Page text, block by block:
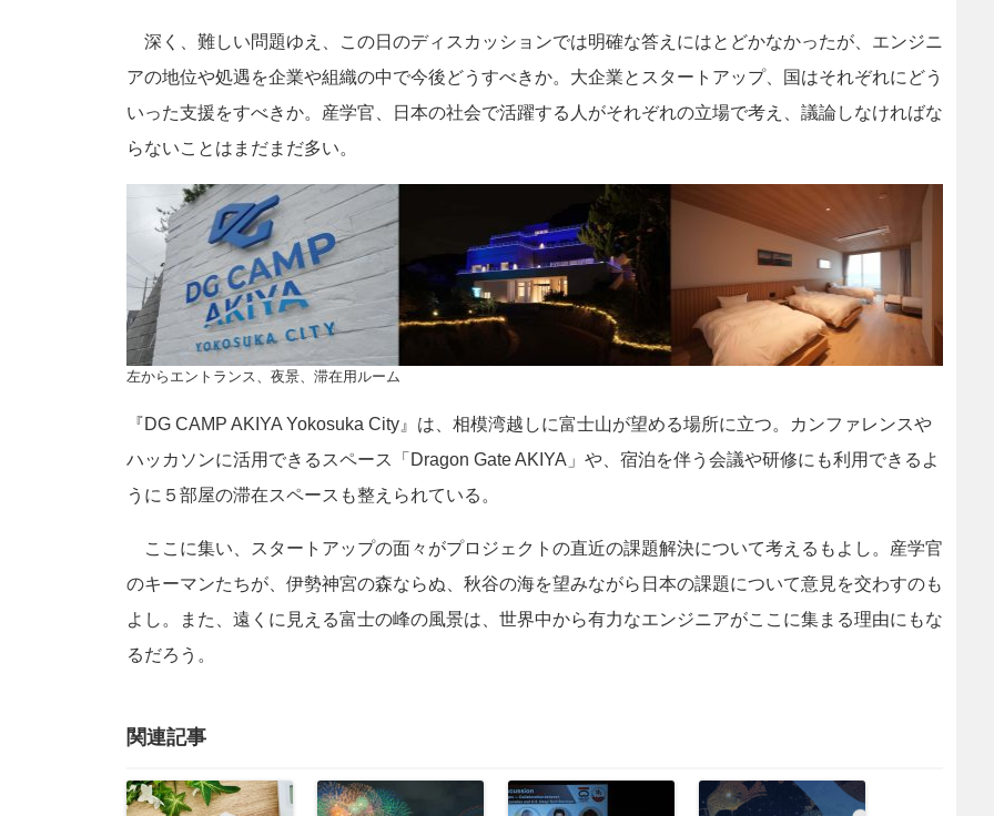
深く、難しい問題ゆえ、この日のディスカッションでは明確な答えにはとどかなかったが、エンジニ
アの地位や処遇を企業や組織の中で今後どうすべきか。大企業とスタートアップ、国はそれぞれにどう
いった支援をすべきか。産学官、日本の社会で活躍する人がそれぞれの立場で考え、議論しなければな
らないことはまだまだ多い。
左からエントランス、夜景、滞在用ルーム
『DG CAMP AKIYA Yokosuka City』は、相模湾越しに富士山が望める場所に立つ。カンファレンスや
ハッカソンに活用できるスペース「Dragon Gate AKIYA」や、宿泊を伴う会議や研修にも利用できるよ
うに５部屋の滞在スペースも整えられている。
ここに集い、スタートアップの面々がプロジェクトの直近の課題解決について考えるもよし。産学官
のキーマンたちが、伊勢神宮の森ならぬ、秋谷の海を望みながら日本の課題について意見を交わすのも
よし。また、遠くに見える富士の峰の風景は、世界中から有力なエンジニアがここに集まる理由にもな
るだろう。
関連記事